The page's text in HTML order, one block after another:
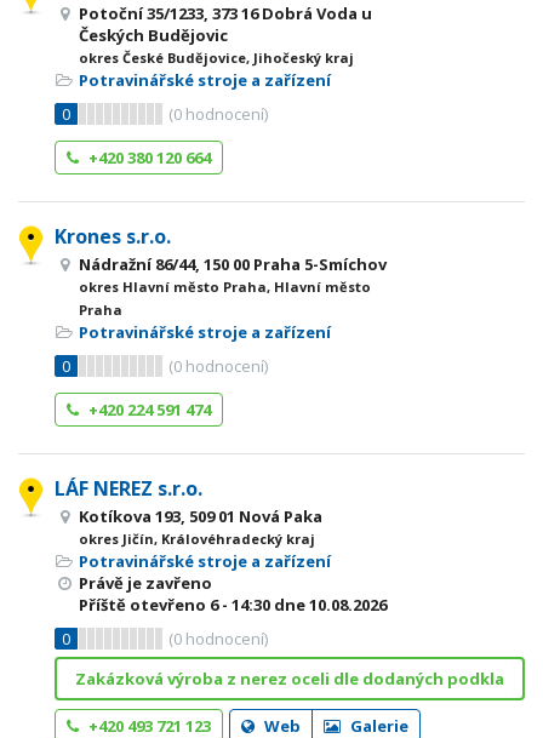
Potoční 35/1233, 373 16 Dobrá Voda u
Českých Budějovic
okres České Budějovice, Jihočeský kraj
Potravinářské stroje a zařízení
0
(0 hodnocení)
+420 380 120 664
Krones s.r.o.
Nádražní 86/44, 150 00 Praha 5-Smíchov
okres Hlavní město Praha, Hlavní město
Praha
Potravinářské stroje a zařízení
0
(0 hodnocení)
+420 224 591 474
LÁF NEREZ s.r.o.
Kotíkova 193, 509 01 Nová Paka
okres Jičín, Královéhradecký kraj
Potravinářské stroje a zařízení
Právě je zavřeno
Příště otevřeno 6 - 14:30 dne 10.08.2026
0
(0 hodnocení)
Zakázková výroba z nerez oceli dle dodaných podkla
+420 493 721 123 Web Galerie